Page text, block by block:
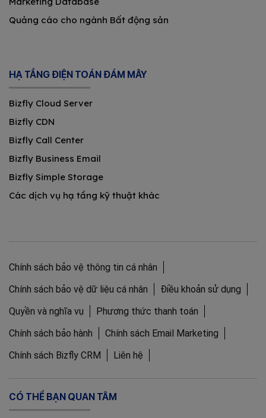
Quảng cáo cho ngành Bất động sản
HẠ TẦNG ĐIỆN TOÁN ĐÁM MÂY
Bizfly Cloud Server
Bizfly CDN
Bizfly Call Center
Bizfly Business Email
Bizfly Simple Storage
Các dịch vụ hạ tầng kỹ thuật khác
Chính sách bảo vệ thông tin cá nhân
Chính sách bảo vệ dữ liệu cá nhân
Điều khoản sử dụng
Quyền và nghĩa vụ
Phương thức thanh toán
Chính sách bảo hành
Chính sách Email Marketing
Chính sách Bizfly CRM
Liên hệ
CÓ THỂ BẠN QUAN TÂM